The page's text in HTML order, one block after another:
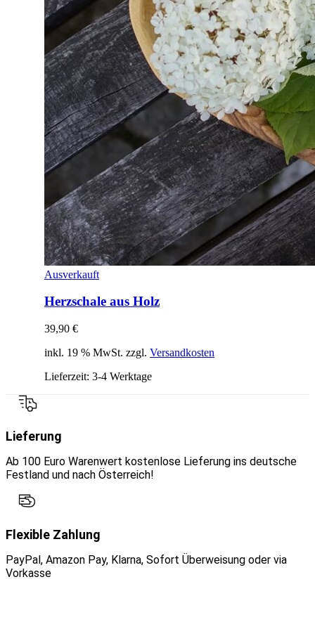
Ausverkauft
Herzschale aus Holz
39,90 €
inkl. 19 % MwSt. zzgl. Versandkosten
Lieferzeit: 3-4 Werktage
Lieferung
Ab 100 Euro Warenwert kostenlose Lieferung ins deutsche
Festland und nach Österreich!
Flexible Zahlung
PayPal, Amazon Pay, Klarna, Sofort Überweisung oder via
Vorkasse